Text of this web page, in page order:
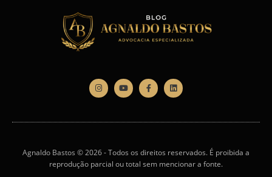
Agnaldo Bastos © 2026 - Todos os direitos reservados. É proibida a
reprodução parcial ou total sem mencionar a fonte.